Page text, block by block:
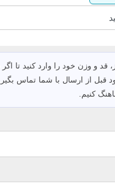
قد و وزن خود را وارد کنید تا اگر
قبل از ارسال با شما تماس
کنیم.